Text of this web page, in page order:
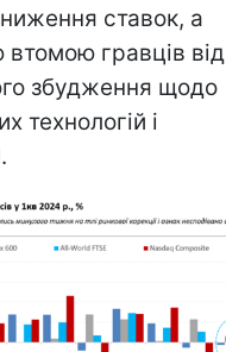
ставок, а
гравців від
збудження щодо
технологій і